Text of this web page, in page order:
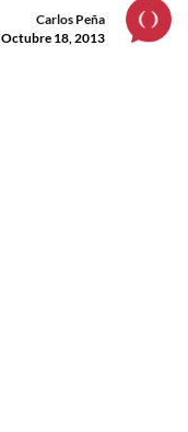
Carlos Peña
Octubre 18, 2013